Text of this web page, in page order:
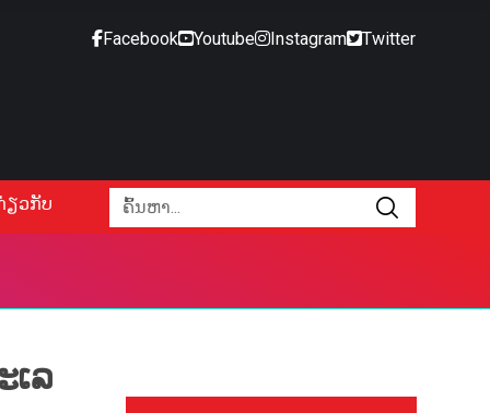
Facebook Youtube Instagram Twitter
ຽວກັບ
ເລ